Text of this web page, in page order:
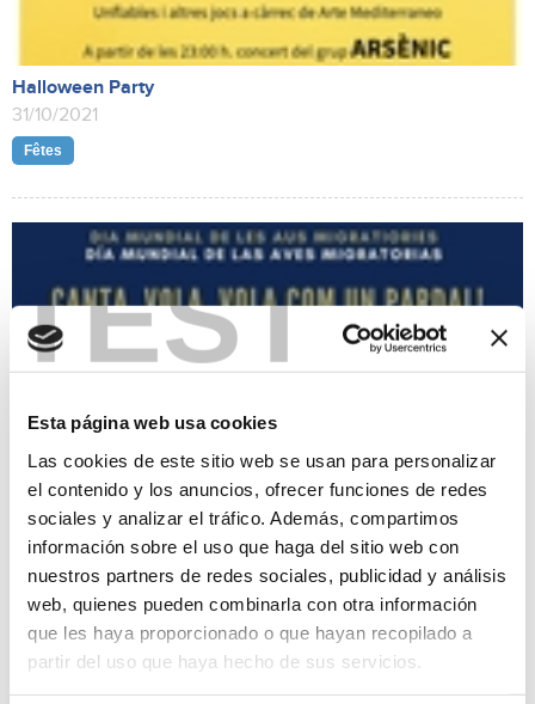
TEST
Esta página web usa cookies
Las cookies de este sitio web se usan para personalizar
el contenido y los anuncios, ofrecer funciones de redes
sociales y analizar el tráfico. Además, compartimos
información sobre el uso que haga del sitio web con
nuestros partners de redes sociales, publicidad y análisis
web, quienes pueden combinarla con otra información
que les haya proporcionado o que hayan recopilado a
partir del uso que haya hecho de sus servicios.
Halloween Party
31/10/2021
Fêtes
Sing, fly, fly like a bird!
31/10/2021
In the Natural Park of Montgó, we will make a tour through a
wooded area where we will observe forest birds and we will
take advantage to clean the nest boxes in view of the
forthcoming spring. Organized by Parc Natural del Montgó.